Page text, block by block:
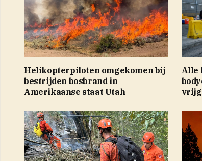
Helikopterpiloten omgekomen bij
bestrijden bosbrand in
Amerikaanse staat Utah
Alle